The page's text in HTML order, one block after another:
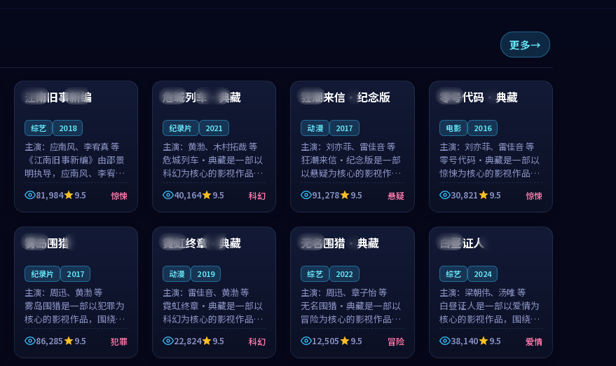
更多
日本 院线
99:53
江南旧事新编
综艺 2018
主演： 应南风、李宥真 等
《江南旧事新编》由邵景
明执导，应南风、李宥真
领衔主演，是一部2018年
上映的日本惊悚综艺。影
片以邻里温情为切入，呈
现一段从初遇到告别都浸
着真实情...
81,984 9.5 惊悚
日本 连载中
99:58
危城列车·典藏
纪录片 2021
主演： 黄渤、木村拓哉 等
危城列车·典藏是一部以
科幻为核心的影视作品，
围绕危机、反转与人物成
长展开，整体节奏紧凑，
值得推荐观看。
40,164 9.5 科幻
美国 4K
99:34
狂潮来信·纪念版
动漫 2017
主演：刘亦菲、雷佳音 等
狂潮来信·纪念版是一部
以悬疑为核心的影视作
品，围绕危机、反转与人
物成长展开，整体节奏紧
凑，值得推荐观看。
91,278 9.5 悬疑
中国 4K
99:43
零号代码·典藏
电影 2016
主演： 刘亦菲、雷佳音 等
零号代码·典藏是一部以
惊悚为核心的影视作品，
围绕危机、反转与人物成
长展开，整体节奏紧凑，
值得推荐观看。
30,821 9.5 惊悚
日本
99:22
雾岛围猎
纪录片 2017
主演： 周迅、黄渤 等
雾岛围猎是一部以犯罪为
核心的影视作品，围绕危
机、反转与人物成长展
开，整体节奏紧凑，值得
推荐观看。
86,285 9.5 犯罪
泰国 热播
96:09
霓虹终章·典藏
动漫 2019
主演： 雷佳音、黄渤 等
霓虹终章·典藏是一部以
科幻为核心的影视作品，
围绕危机、反转与人物成
长展开，整体节奏紧凑，
值得推荐观看。
22,824 9.5 科幻
中国 4K
99:24
无名围猎·典藏
综艺 2022
主演：周迅、章子怡 等
无名围猎·典藏是一部以
冒险为核心的影视作品，
围绕危机、反转与人物成
长展开，整体节奏紧凑，
值得推荐观看。
12,505 9.5 冒险
韩国
99:09
白昼证人
综艺 2024
主演： 梁朝伟、汤唯 等
白昼证人是一部以爱情为
核心的影视作品，围绕危
机、反转与人物成长展
开，整体节奏紧凑，值得
推荐观看。
38,140 9.5 爱情